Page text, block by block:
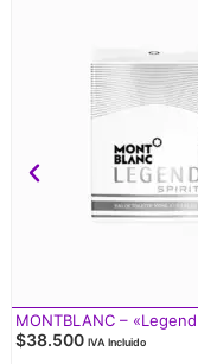
MONTBLANC –
$38.500 IVA Incluido